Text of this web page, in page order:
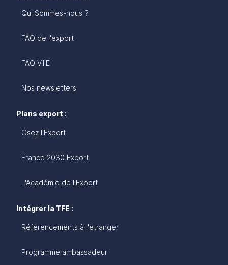
Qui Sommes-nous ?
FAQ de l'export
FAQ V.I.E
Nos newsletters
Plans export :
Osez l'Export
France 2030 Export
L'Académie de l'Export
Intégrer la TFE :
Référencements à l'étranger
Programme ambassadeur